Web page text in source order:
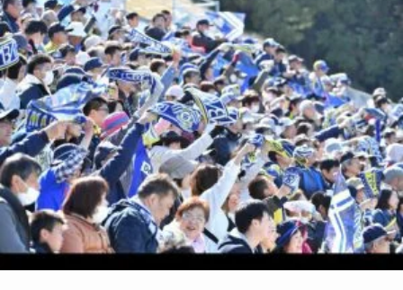
ジェクト・カタログ100 in 宮城県